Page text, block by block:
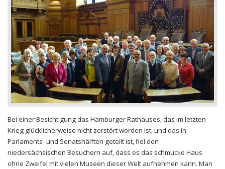
Bei einer Besichtigung das Hamburger Rathauses, das im letzten
Krieg glücklicherweise nicht zerstört worden ist, und das in
Parlaments- und Senatshälften geteilt ist, fiel den
niedersächsischen Besuchern auf, dass es das schmucke Haus
ohne Zweifel mit vielen Museen dieser Welt aufnehmen kann. Man